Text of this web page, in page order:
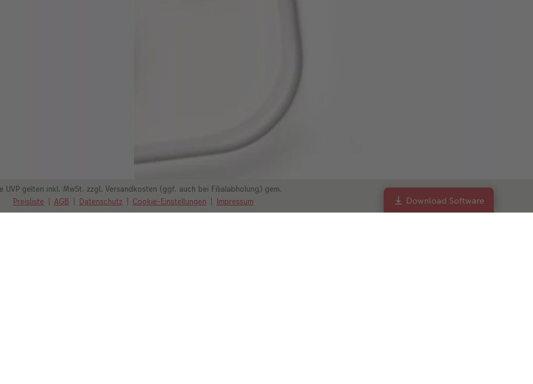
UVP gelten inkl. MwSt. zzgl. Versandkosten (ggf. auch bei Filialabholung) gem.
Preisliste | AGB | Datenschutz | Cookie-Einstellungen | Impressum Download Software